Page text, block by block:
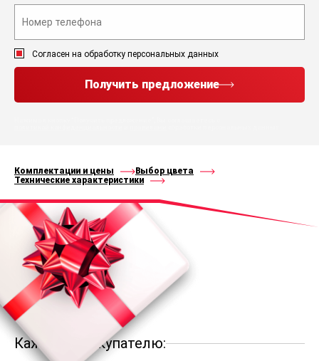
Согласен на обработку персональных данных
Получить предложение
Комплектации и цены
Выбор цвета
Технические характеристики
Каждому покупателю: